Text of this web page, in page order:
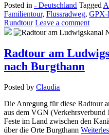
Posted in - Deutschland Tagged
Familientour, Flussradweg, GPX-
Rundtour Leave a comment
Radtour am
nach Burgthann
Posted by Claudia
Die Anregung für diese Radtour
aus dem VGN (Verkehrsverbund
Feste im Land zwischen den
über die Orte Burgthann